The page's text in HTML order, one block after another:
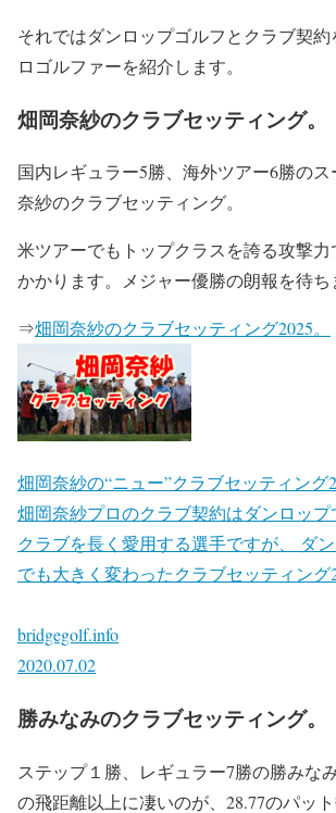
それではダンロップゴルフとクラブ契
ロゴルファーを紹介します。
畑岡奈紗のクラブセッティング。
国内レギュラー5勝、海外ツアー6勝の
奈紗のクラブセッティング。
米ツアーでもトップクラスを誇る攻撃力
かかります。メジャー優勝の朗報を待ち
⇒畑岡奈紗のクラブセッティング2025。
畑岡奈紗の“ニュー”クラブセッティング
畑岡奈紗プロのクラブ契約はダンロップ
クラブを長く愛用する選手ですが、 ダ
でも大きく変わったクラブセッティング
bridgegolf.info
2020.07.02
勝みなみのクラブセッティング。
ステップ１勝、レギュラー7勝の勝みな
の飛距離以上に凄いのが、28.77のパッ